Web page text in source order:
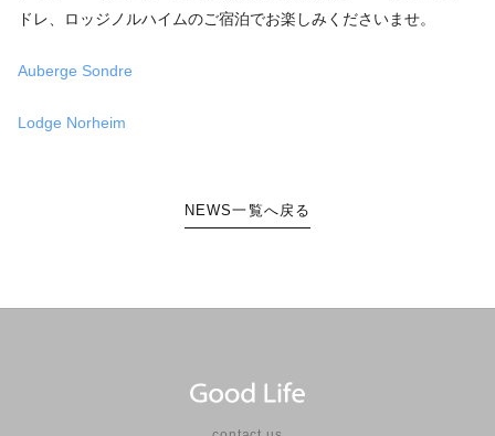
ドレ、ロッジノルハイムのご宿泊でお楽しみくださいませ。
Auberge Sondre
Lodge Norheim
NEWS一覧へ戻る